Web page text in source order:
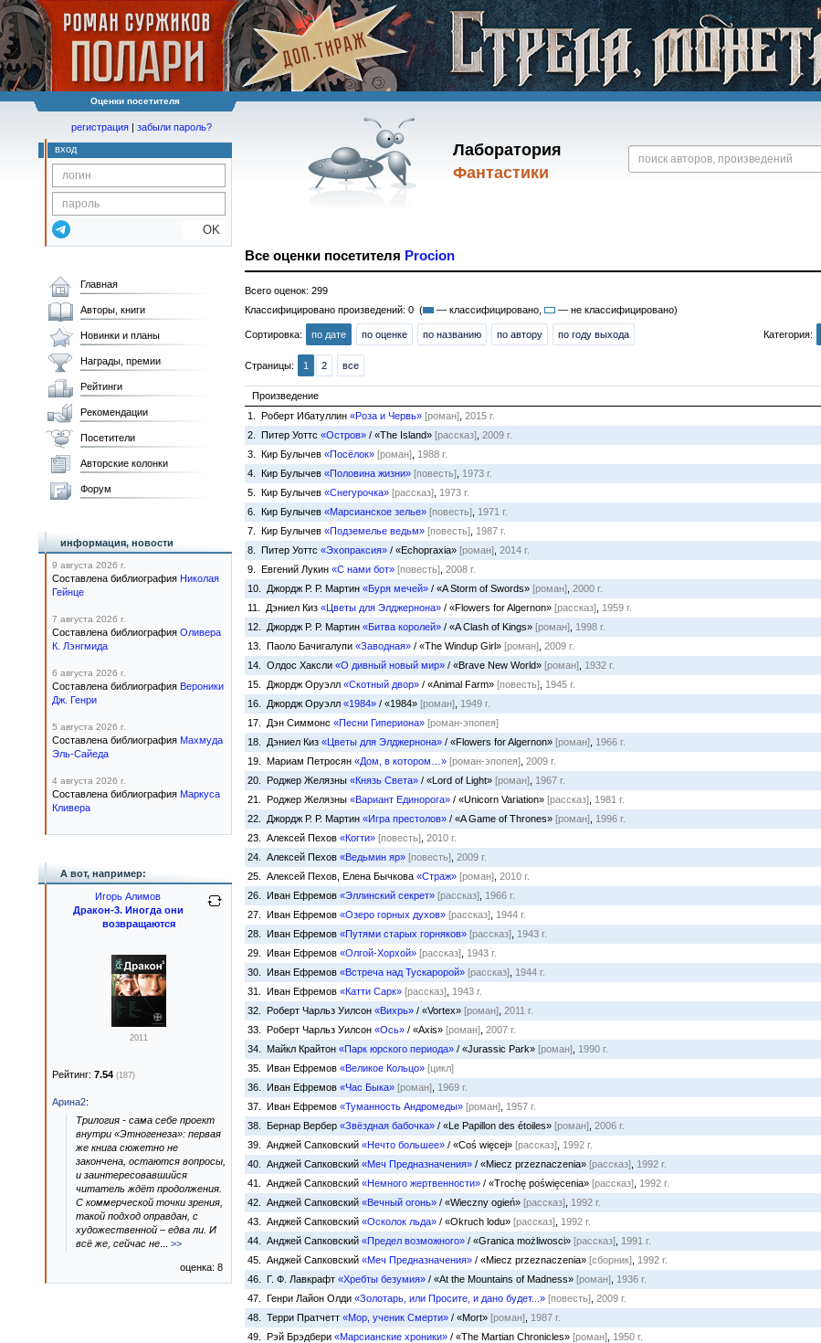
Оценки посетителя
Лаборатория
Фантастики
регистрация | забыли пароль?
вход
OK
Все оценки посетителя Procion
Всего оценок: 299
Классифицировано произведений: 0 (
— классифицировано, — не классифицировано)
Сортировка: по дате по оценке по названию по автору по году выхода Категория:
Страницы: 1 2 все
Произведение
1. Роберт Ибатуллин «Роза и Червь» [роман] 2015 г.
2. Питер Уоттс «Остров» / «The Island» [рассказ] 2009 г.
3. Кир Булычев «Посёлок» [роман] 1988 г.
4. Кир Булычев «Половина жизни» [повесть] 1973 г.
5. Кир Булычев «Снегурочка» [рассказ] 1973 г.
6. Кир Булычев «Марсианское зелье» [повесть] 1971 г.
7. Кир Булычев «Подземелье ведьм» [повесть] 1987 г.
8. Питер Уоттс «Эхопраксия» / «Echopraxia» [роман] 2014 г.
9. Евгений Лукин «С нами бот» [повесть] 2008 г.
10. Джордж Р. Р. Мартин «Буря мечей» / «A Storm of Swords» [роман] 2000 г.
11. Дэниел Киз «Цветы для Элджернона» / «Flowers for Algernon» [рассказ] 1959 г.
12. Джордж Р. Р. Мартин «Битва королей» / «A Clash of Kings» [роман] 1998 г.
13. Паоло Бачигалупи «Заводная» / «The Windup Girl» [роман] 2009 г.
14. Олдос Хаксли «О дивный новый мир» / «Brave New World» [роман] 1932 г.
15. Джордж Оруэлл «Скотный двор» / «Animal Farm» [повесть] 1945 г.
16. Джордж Оруэлл «1984» / «1984» [роман] 1949 г.
17. Дэн Симмонс «Песни Гипериона» [роман-эпопея]
18. Дэниел Киз «Цветы для Элджернона» / «Flowers for Algernon» [роман] 1966 г.
19. Мариам Петросян «Дом, в котором…» [роман-эпопея] 2009 г.
20. Роджер Желязны «Князь Света» / «Lord of Light» [роман] 1967 г.
21. Роджер Желязны «Вариант Единорога» / «Unicorn Variation» [рассказ] 1981 г.
22. Джордж Р. Р. Мартин «Игра престолов» / «A Game of Thrones» [роман] 1996 г.
23. Алексей Пехов «Когти» [повесть] 2010 г.
24. Алексей Пехов «Ведьмин яр» [повесть] 2009 г.
25. Алексей Пехов, Елена Бычкова «Страж» [роман] 2010 г.
26. Иван Ефремов «Эллинский секрет» [рассказ] 1966 г.
27. Иван Ефремов «Озеро горных духов» [рассказ] 1944 г.
28. Иван Ефремов «Путями старых горняков» [рассказ] 1943 г.
29. Иван Ефремов «Олгой-Хорхой» [рассказ] 1943 г.
30. Иван Ефремов «Встреча над Тускаророй» [рассказ] 1944 г.
31. Иван Ефремов «Катти Сарк» [рассказ] 1943 г.
32. Роберт Чарльз Уилсон «Вихрь» / «Vortex» [роман] 2011 г.
33. Роберт Чарльз Уилсон «Ось» / «Axis» [роман] 2007 г.
34. Майкл Крайтон «Парк юрского периода» / «Jurassic Park» [роман] 1990 г.
35. Иван Ефремов «Великое Кольцо» [цикл]
36. Иван Ефремов «Час Быка» [роман] 1969 г.
37. Иван Ефремов «Туманность Андромеды» [роман] 1957 г.
38. Бернар Вербер «Звёздная бабочка» / «Le Papillon des étoiles» [роман] 2006 г.
39. Анджей Сапковский «Нечто большее» / «Coś więcej» [рассказ] 1992 г.
40. Анджей Сапковский «Меч Предназначения» / «Miecz przeznaczenia» [рассказ] 1992 г.
41. Анджей Сапковский «Немного жертвенности» / «Trochę poświęcenia» [рассказ] 1992 г.
42. Анджей Сапковский «Вечный огонь» / «Wieczny ogień» [рассказ] 1992 г.
43. Анджей Сапковский «Осколок льда» / «Okruch lodu» [рассказ] 1992 г.
44. Анджей Сапковский «Предел возможного» / «Granica możliwosci» [рассказ] 1991 г.
45. Анджей Сапковский «Меч Предназначения» / «Miecz przeznaczenia» [сборник] 1992 г.
46. Г. Ф. Лавкрафт «Хребты безумия» / «At the Mountains of Madness» [роман] 1936 г.
47. Генри Лайон Олди «Золотарь, или Просите, и дано будет...» [повесть] 2009 г.
48. Терри Пратчетт «Мор, ученик Смерти» / «Mort» [роман] 1987 г.
49. Рэй Брэдбери «Марсианские хроники» / «The Martian Chronicles» [роман] 1950 г.
Главная
Авторы, книги
Новинки и планы
Награды, премии
Рейтинги
Рекомендации
Посетители
Авторские колонки
Форум
информация, новости
9 августа 2026 г.
Составлена библиография Николая
Гейнце
7 августа 2026 г.
Составлена библиография Оливера
К. Лэнгмида
6 августа 2026 г.
Составлена библиография Вероники
Дж. Генри
5 августа 2026 г.
Составлена библиография Махмуда
Эль-Сайеда
4 августа 2026 г.
Составлена библиография Маркуса
Кливера
А вот, например:
Игорь Алимов
Дракон-3. Иногда они
возвращаются
2011
Рейтинг: 7.54 (187)
Арина2:
Трилогия - сама себе проект
внутри «Этногенеза»: первая
же книга сюжетно не
закончена, остаются вопросы,
и заинтересовавшийся
читатель ждёт продолжения.
С коммерческой точки зрения,
такой подход оправдан, с
художественной – едва ли. И
всё же, сейчас не
>>
оценка: 8